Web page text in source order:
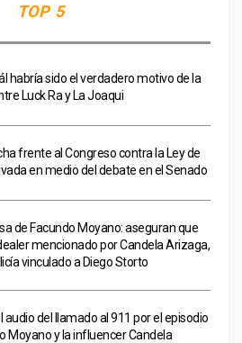
TOP 5
habría sido el verdadero motivo de la
Luck Ra y La Joaqui
frente al Congreso contra la Ley de
en medio del debate en el Senado
de Facundo Moyano: aseguran que
mencionado por Candela Arizaga,
vinculado a Diego Storto
audio del llamado al 911 por el episodio
Moyano y la influencer Candela